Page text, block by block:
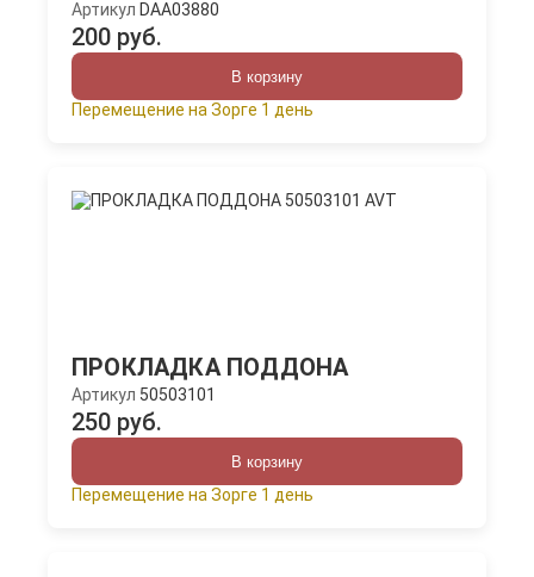
Артикул DAA03880
200 руб.
В корзину
Перемещение на Зорге 1 день
ПРОКЛАДКА ПОДДОНА
Артикул 50503101
250 руб.
В корзину
Перемещение на Зорге 1 день